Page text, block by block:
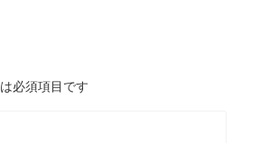
必須項目です